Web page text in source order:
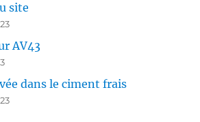
site
AV43
dans le ciment frais